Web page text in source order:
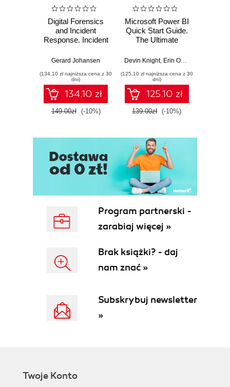
Digital Forensics
and Incident
Response. Incident
and techniques for
threat response -
Fourth Edition
Gerard Johansen
(134,10 zł najniższa cena z 30
dni)
134.10 zł
149.00zł (-10%)
Microsoft Power BI
Quick Start Guide.
The Ultimate
to Power BI, Data
Tools, and
Microsoft Fabric -
Fourth Edition
Devin Knight, Erin Ostrowsky
(125,10 zł najniższa cena z 30
dni)
125.10 zł
139.00zł (-10%)
Program partnerski -
zarabiaj więcej »
Brak książki? - daj
nam znać »
Subskrybuj newsletter
»
Twoje Konto